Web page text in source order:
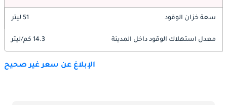
سعة خزان الوقود 51 ليتر
معدل استهلاك الوقود داخل المدينة 14.3 كم/ليتر
الإبلاغ عن سعر غير صحيح